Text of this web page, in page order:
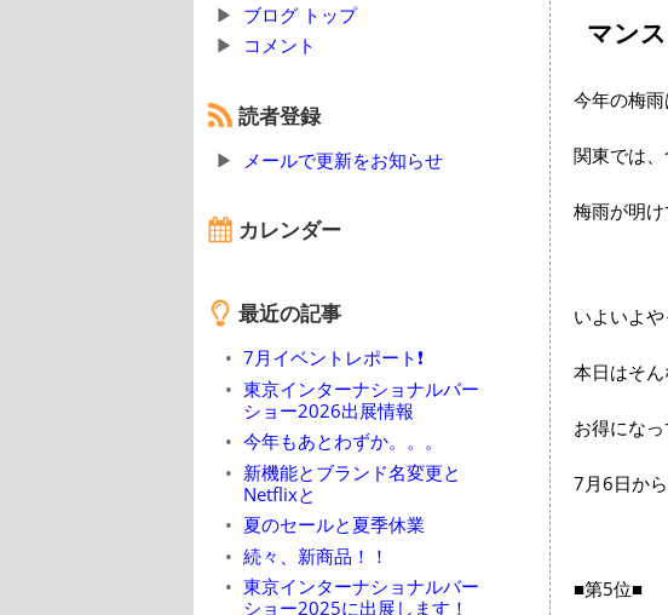
ブログ トップ
コメント
読者登録
メールで更新をお知らせ
カレンダー
最近の記事
7月イベントレポート❗
東京インターナショナルバー
ショー2026出展情報
今年もあとわずか。。。
新機能とブランド名変更と
Netflixと
夏のセールと夏季休業
続々、新商品！！
東京インターナショナルバー
ショー2025に出展します！
マン
今年の梅雨
関東では
梅雨が明け
いよいよ
本日はそ
お得にな
7月6日か
■第5位■